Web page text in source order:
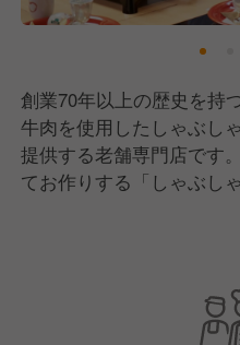
創業70年以上の歴史を持
牛肉を使用したしゃぶし
提供する老舗専門店です
てお作りする「しゃぶし
る舞う、落ち着いた気品
とりのお名前やアレルギ